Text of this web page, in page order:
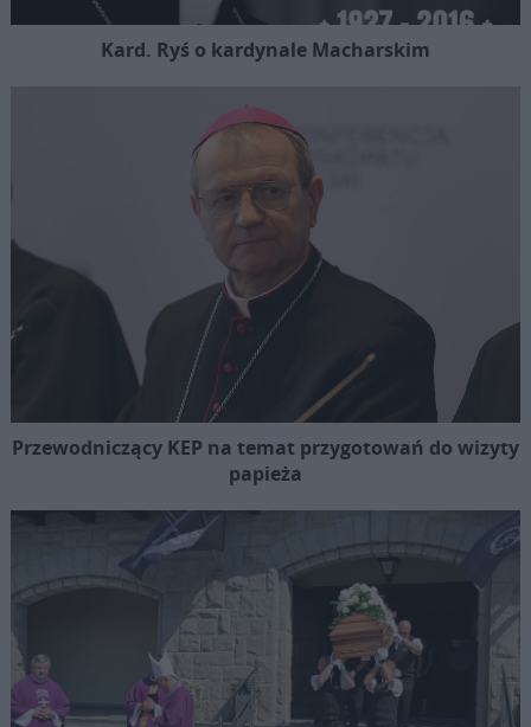
Kard. Ryś o kardynale Macharskim
Przewodniczący KEP na temat przygotowań do wizyty
papieża